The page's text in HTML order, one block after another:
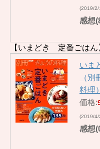
(2019/2/
感想
【いまどき 定番ごはん
いま
（
料理）
価格:
(2019/4/
感想